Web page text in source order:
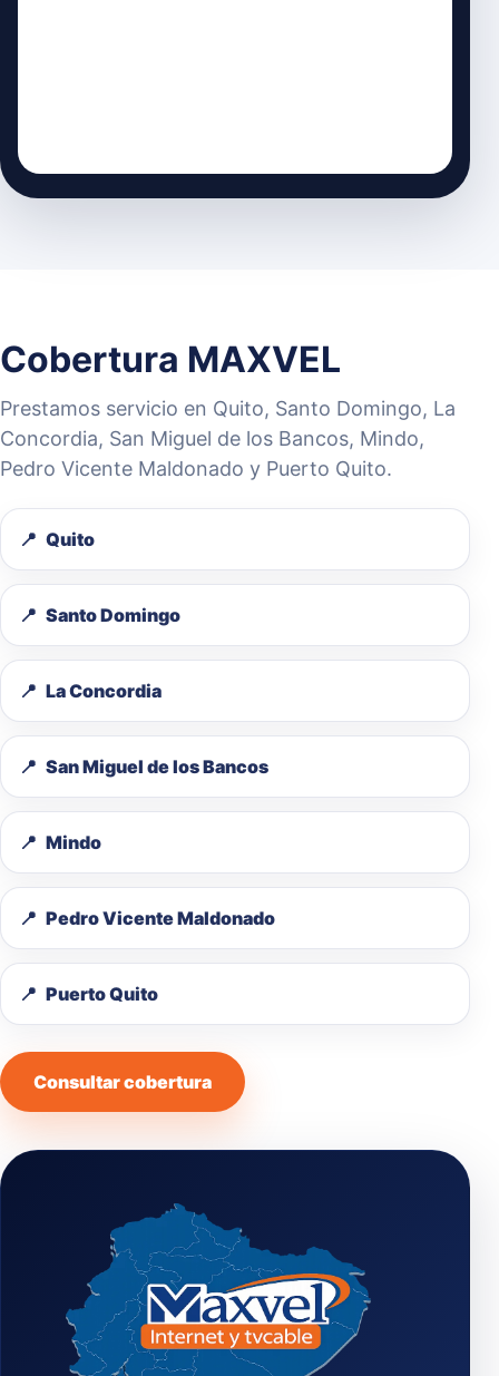
Cobertura MAXVEL
Prestamos servicio en Quito, Santo Domingo, La
Concordia, San Miguel de los Bancos, Mindo,
Pedro Vicente Maldonado y Puerto Quito.
Quito
Santo Domingo
La Concordia
San Miguel de los Bancos
Mindo
Pedro Vicente Maldonado
Puerto Quito
Consultar cobertura